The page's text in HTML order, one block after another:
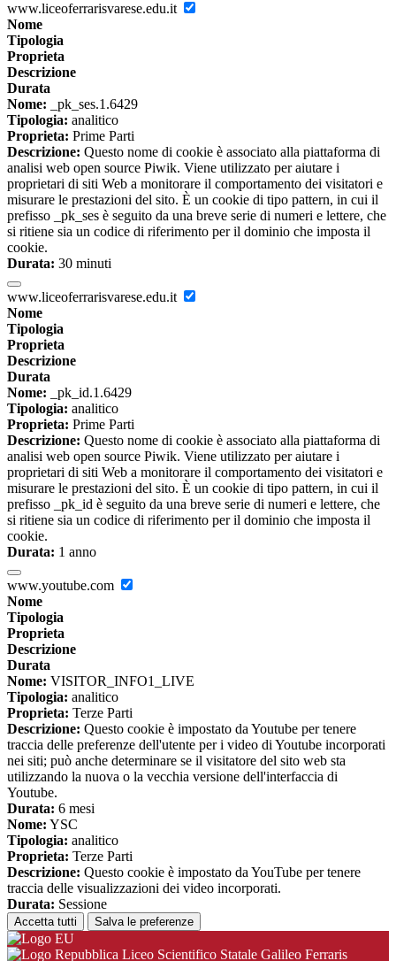
www.liceoferrarisvarese.edu.it
Nome
Tipologia
Proprieta
Descrizione
Durata
Nome: _pk_ses.1.6429
Tipologia: analitico
Proprieta: Prime Parti
Descrizione: Questo nome di cookie è associato alla piattaforma di
analisi web open source Piwik. Viene utilizzato per aiutare i
proprietari di siti Web a monitorare il comportamento dei visitatori e
misurare le prestazioni del sito. È un cookie di tipo pattern, in cui il
prefisso _pk_ses è seguito da una breve serie di numeri e lettere, che
si ritiene sia un codice di riferimento per il dominio che imposta il
cookie.
Durata: 30 minuti
www.liceoferrarisvarese.edu.it
Nome
Tipologia
Proprieta
Descrizione
Durata
Nome: _pk_id.1.6429
Tipologia: analitico
Proprieta: Prime Parti
Descrizione: Questo nome di cookie è associato alla piattaforma di
analisi web open source Piwik. Viene utilizzato per aiutare i
proprietari di siti Web a monitorare il comportamento dei visitatori e
misurare le prestazioni del sito. È un cookie di tipo pattern, in cui il
prefisso _pk_id è seguito da una breve serie di numeri e lettere, che
si ritiene sia un codice di riferimento per il dominio che imposta il
cookie.
Durata: 1 anno
www.youtube.com
Nome
Tipologia
Proprieta
Descrizione
Durata
Nome: VISITOR_INFO1_LIVE
Tipologia: analitico
Proprieta: Terze Parti
Descrizione: Questo cookie è impostato da Youtube per tenere
traccia delle preferenze dell'utente per i video di Youtube incorporati
nei siti; può anche determinare se il visitatore del sito web sta
utilizzando la nuova o la vecchia versione dell'interfaccia di
Youtube.
Durata: 6 mesi
Nome: YSC
Tipologia: analitico
Proprieta: Terze Parti
Descrizione: Questo cookie è impostato da YouTube per tenere
traccia delle visualizzazioni dei video incorporati.
Durata: Sessione
Accetta tutti Salva le preferenze
Liceo Scientifico Statale Galileo Ferraris